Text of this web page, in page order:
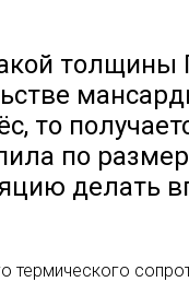
то
по
делать
термического